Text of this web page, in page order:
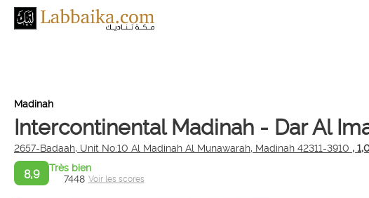
Madinah
Intercontinental Madinah - Dar Al
2657-Badaah, Unit No:10 Al Madinah Al Munawarah, Madinah 42311-3910 ,
8,9
Très bien
7448 Voir les scores